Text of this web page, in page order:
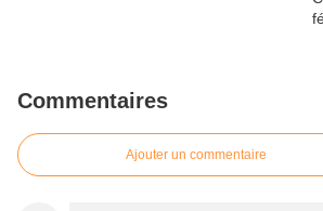
Commentaires
Ajouter un commentaire